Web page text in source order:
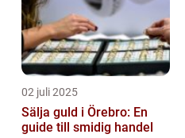
02 juli 2025
Sälja guld i Örebro: En
guide till smidig handel